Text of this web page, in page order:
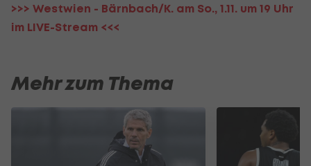
>>> Westwien - Bärnbach/K. am So., 1.11. um 19 Uhr
im LIVE-Stream <<<
Mehr zum Thema